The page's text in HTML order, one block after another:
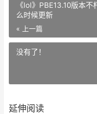
《lol》PBE13.10版本
么时候更新
« 上一篇
没有了！
延伸阅读